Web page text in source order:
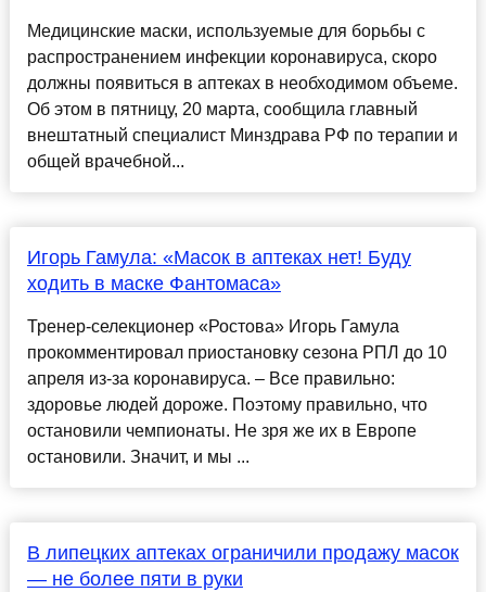
Медицинские маски, используемые для борьбы с
распространением инфекции коронавируса, скоро
должны появиться в аптеках в необходимом объеме.
Об этом в пятницу, 20 марта, сообщила главный
внештатный специалист Минздрава РФ по терапии и
общей врачебной...
Игорь Гамула: «Масок в аптеках нет! Буду
ходить в маске Фантомаса»
Тренер-селекционер «Ростова» Игорь Гамула
прокомментировал приостановку сезона РПЛ до 10
апреля из-за коронавируса. – Все правильно:
здоровье людей дороже. Поэтому правильно, что
остановили чемпионаты. Не зря же их в Европе
остановили. Значит, и мы ...
В липецких аптеках ограничили продажу масок
— не более пяти в руки